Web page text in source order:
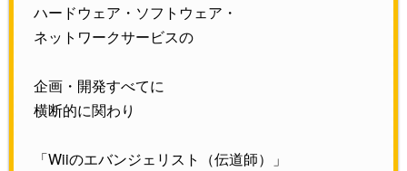
ハードウェア・ソフトウェア・
ネットワークサービスの
企画・開発すべてに
横断的に関わり
「Wiiのエバンジェリスト（伝道師）」